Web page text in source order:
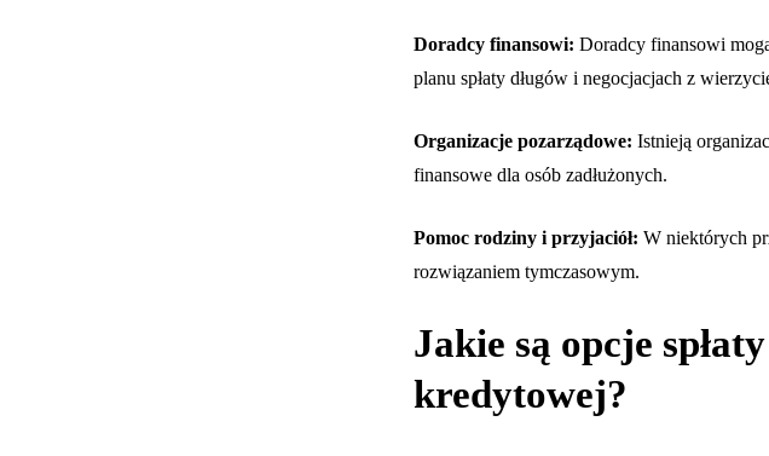
Doradcy finansowi: Doradcy finansowi
planu spłaty długów i negocjacjach z
Organizacje pozarządowe: Istnieją
finansowe dla osób zadłużonych.
Pomoc rodziny i przyjaciół: W niektórych
rozwiązaniem tymczasowym.
Jakie są opcje
kredytowej?